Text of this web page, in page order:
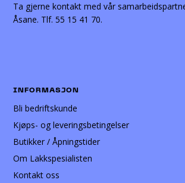
Ta gjerne kontakt med vår
Åsane. Tlf. 55 15 41 70.
INFORMASJON
Bli bedriftskunde
Kjøps- og leveringsbetingelser
Butikker / Åpningstider
Om Lakkspesialisten
Kontakt oss